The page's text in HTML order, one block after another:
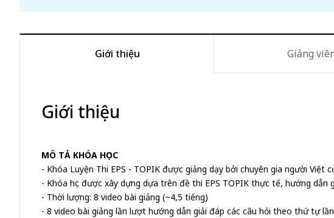
Giới thiệu Giảng
Giới thiệu
MÔ TẢ KHÓA HỌC
- Khóa Luyện Thi EPS - TOPIK được giảng dạy bởi chuyên gia người Việt
- Khóa học được xây dựng dựa trên đề thi EPS TOPIK thực tế, hướng dẫn
- Thời lượng: 8 video bài giảng (~4,5 tiếng)
- 8 video bài giảng lần lượt hướng dẫn giải đáp các câu hỏi theo thứ tự